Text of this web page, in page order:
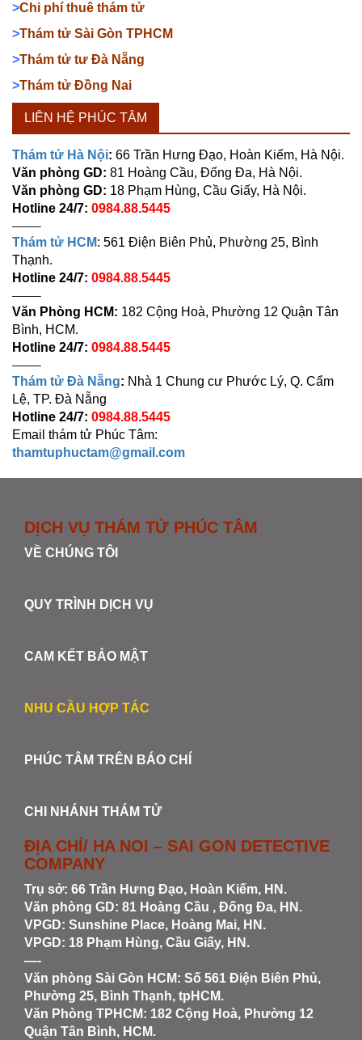
>Chi phí thuê thám tử
>Thám tử Sài Gòn TPHCM
>Thám tử tư Đà Nẵng
>Thám tử Đồng Nai
LIÊN HỆ PHÚC TÂM
Thám tử Hà Nội: 66 Trần Hưng Đạo, Hoàn Kiếm, Hà Nội.
Văn phòng GD: 81 Hoàng Cầu, Đống Đa, Hà Nội.
Văn phòng GD: 18 Phạm Hùng, Cầu Giấy, Hà Nội.
Hotline 24/7: 0984.88.5445
——–
Thám tử HCM: 561 Điện Biên Phủ, Phường 25, Bình
Thạnh.
Hotline 24/7: 0984.88.5445
——–
Văn Phòng HCM: 182 Cộng Hoà, Phường 12 Quận Tân
Bình, HCM.
Hotline 24/7: 0984.88.5445
——–
Thám tử Đà Nẵng: Nhà 1 Chung cư Phước Lý, Q. Cẩm
Lệ, TP. Đà Nẵng
Hotline 24/7: 0984.88.5445
Email thám tử Phúc Tâm:
thamtuphuctam@gmail.com
DỊCH VỤ THÁM TỬ PHÚC TÂM
VỀ CHÚNG TÔI
QUY TRÌNH DỊCH VỤ
CAM KẾT BẢO MẬT
NHU CẦU HỢP TÁC
PHÚC TÂM TRÊN BÁO CHÍ
CHI NHÁNH THÁM TỬ
ĐỊA CHỈ/ HA NOI – SAI GON DETECTIVE
COMPANY
Trụ sở: 66 Trần Hưng Đạo, Hoàn Kiếm, HN.
Văn phòng GD: 81 Hoàng Cầu , Đống Đa, HN.
VPGD: Sunshine Place, Hoàng Mai, HN.
VPGD: 18 Phạm Hùng, Cầu Giấy, HN.
—-
Văn phòng Sài Gòn HCM: Số 561 Điện Biên Phủ,
Phường 25, Bình Thạnh, tpHCM.
Văn Phòng TPHCM: 182 Cộng Hoà, Phường 12
Quận Tân Bình, HCM.